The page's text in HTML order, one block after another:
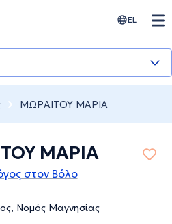
EL
ΜΩΡΑΙΤΟΥ ΜΑΡΙΑ
ΜΑΡΙΑ
στον Βόλο
Νομός Μαγνησίας